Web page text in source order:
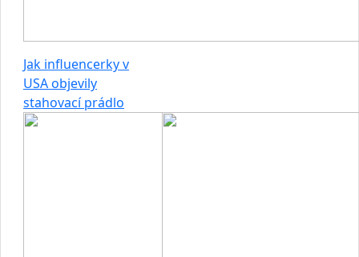
Jak influencerky v
USA objevily
stahovací prádlo